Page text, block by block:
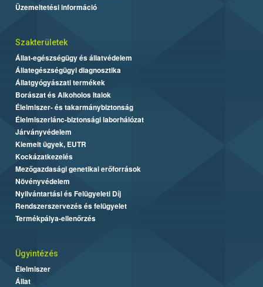
Üzemeltetési információ
Szakterületek
Állat-egészségügy és állatvédelem
Állategészségügyi diagnosztika
Állatgyógyászati termékek
Borászat és Alkoholos Italok
Élelmiszer- és takarmánybiztonság
Élelmiszerlánc-biztonsági laborhálózat
Járványvédelem
Kiemelt ügyek, EUTR
Kockázatkezelés
Mezőgazdasági genetikai erőforrások
Növényvédelem
Nyilvántartási és Felügyeleti Díj
Rendszerszervezés és felügyelet
Termékpálya-ellenőrzés
Ügyintézés
Élelmiszer
Állat